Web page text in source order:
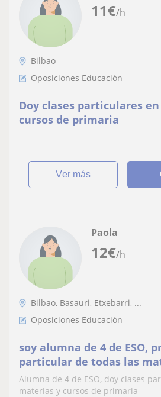
11€/h
Bilbao
Oposiciones Educación
Doy clases particulares
cursos de primaria
ver más
12€/h
Paola
Bilbao, Basauri, Etxebarri, ...
Oposiciones Educación
soy alumna de 4 de ESO,
particular de todas las
los cursos de primaria
Alumna de 4 de ESO, doy clases
materias y cursos de primaria